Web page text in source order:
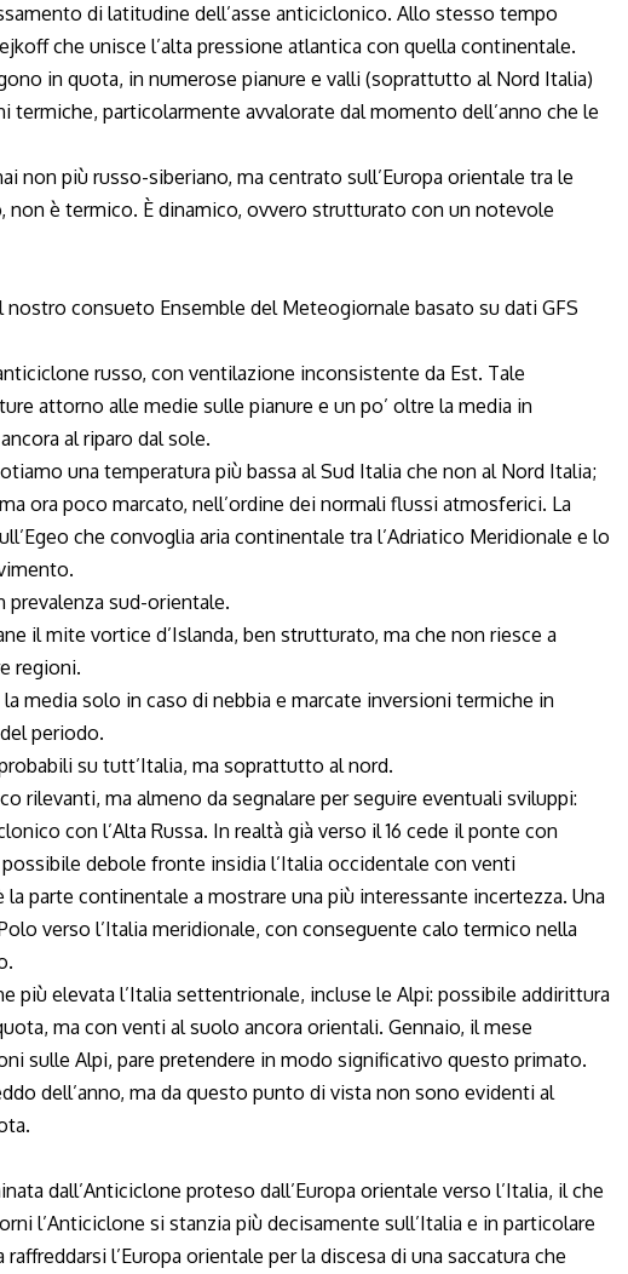
di latitudine dell’asse anticiclonico. Allo stesso tempo
che unisce l’alta pressione atlantica con quella continentale.
in quota, in numerose pianure e valli (soprattutto al Nord Italia)
particolarmente avvalorate dal momento dell’anno che le
non più russo-siberiano, ma centrato sull’Europa orientale tra le
non è termico. È dinamico, ovvero strutturato con un notevole
nostro consueto Ensemble del Meteogiornale basato su dati GFS
russo, con ventilazione inconsistente da Est. Tale
attorno alle medie sulle pianure e un po’ oltre la media in
al riparo dal sole.
una temperatura più bassa al Sud Italia che non al Nord Italia;
ora poco marcato, nell’ordine dei normali flussi atmosferici. La
che convoglia aria continentale tra l’Adriatico Meridionale e lo
sud-orientale.
il mite vortice d’Islanda, ben strutturato, ma che non riesce a
regioni.
media solo in caso di nebbia e marcate inversioni termiche in
periodo.
su tutt’Italia, ma soprattutto al nord.
rilevanti, ma almeno da segnalare per seguire eventuali sviluppi:
con l’Alta Russa. In realtà già verso il 16 cede il ponte con
debole fronte insidia l’Italia occidentale con venti
parte continentale a mostrare una più interessante incertezza. Una
verso l’Italia meridionale, con conseguente calo termico nella
più elevata l’Italia settentrionale, incluse le Alpi: possibile addirittura
ma con venti al suolo ancora orientali. Gennaio, il mese
sulle Alpi, pare pretendere in modo significativo questo primato.
dell’anno, ma da questo punto di vista non sono evidenti al
dall’Anticiclone proteso dall’Europa orientale verso l’Italia, il che
l’Anticiclone si stanzia più decisamente sull’Italia e in particolare
l’Europa orientale per la discesa di una saccatura che